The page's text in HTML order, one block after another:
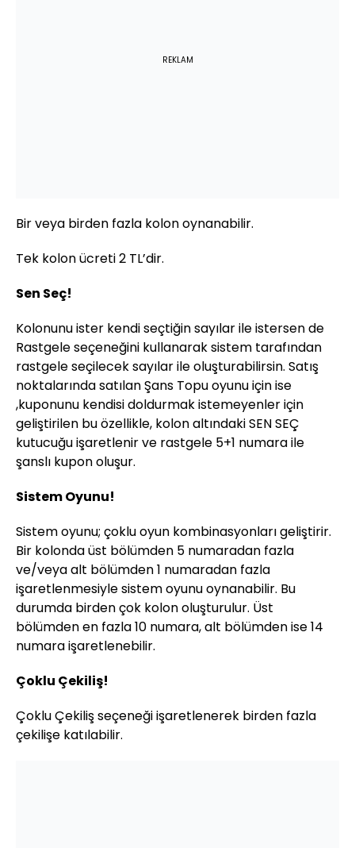
REKLAM
Bir veya birden fazla kolon oynanabilir.
Tek kolon ücreti 2 TL’dir.
Sen Seç!
Kolonunu ister kendi seçtiğin sayılar ile istersen de
Rastgele seçeneğini kullanarak sistem tarafından
rastgele seçilecek sayılar ile oluşturabilirsin. Satış
noktalarında satılan Şans Topu oyunu için ise
,kuponunu kendisi doldurmak istemeyenler için
geliştirilen bu özellikle, kolon altındaki SEN SEÇ
kutucuğu işaretlenir ve rastgele 5+1 numara ile
şanslı kupon oluşur.
Sistem Oyunu!
Sistem oyunu; çoklu oyun kombinasyonları geliştirir.
Bir kolonda üst bölümden 5 numaradan fazla
ve/veya alt bölümden 1 numaradan fazla
işaretlenmesiyle sistem oyunu oynanabilir. Bu
durumda birden çok kolon oluşturulur. Üst
bölümden en fazla 10 numara, alt bölümden ise 14
numara işaretlenebilir.
Çoklu Çekiliş!
Çoklu Çekiliş seçeneği işaretlenerek birden fazla
çekilişe katılabilir.